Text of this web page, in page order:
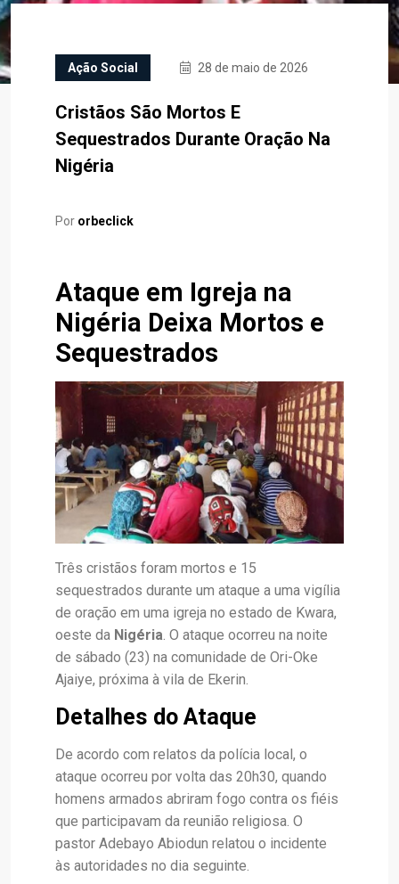
Ação Social 28 de maio de 2026
Cristãos São Mortos E
Sequestrados Durante Oração Na
Nigéria
Por orbeclick
Ataque em Igreja na
Nigéria Deixa Mortos e
Sequestrados
Três cristãos foram mortos e 15
sequestrados durante um ataque a uma vigília
de oração em uma igreja no estado de Kwara,
oeste da Nigéria. O ataque ocorreu na noite
de sábado (23) na comunidade de Ori-Oke
Ajaiye, próxima à vila de Ekerin.
Detalhes do Ataque
De acordo com relatos da polícia local, o
ataque ocorreu por volta das 20h30, quando
homens armados abriram fogo contra os fiéis
que participavam da reunião religiosa. O
pastor Adebayo Abiodun relatou o incidente
às autoridades no dia seguinte.